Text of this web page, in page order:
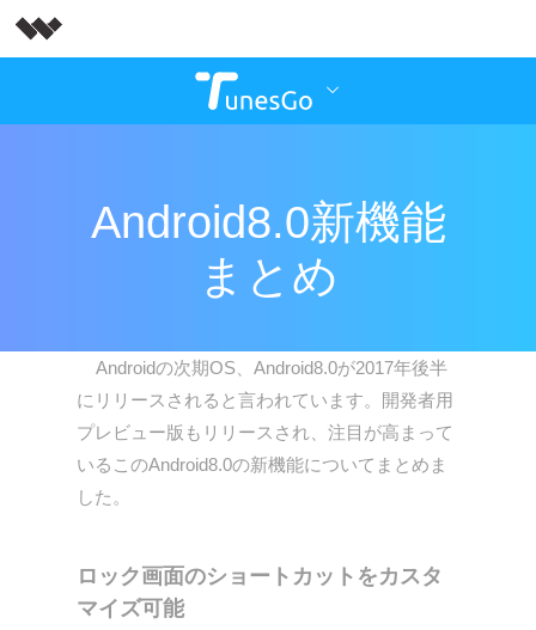
Android8.0新機能
まとめ
Androidの次期OS、Android8.0が2017年後半
にリリースされると言われています。開発者用
プレビュー版もリリースされ、注目が高まって
いるこのAndroid8.0の新機能についてまとめま
した。
ロック画面のショートカットをカスタ
マイズ可能